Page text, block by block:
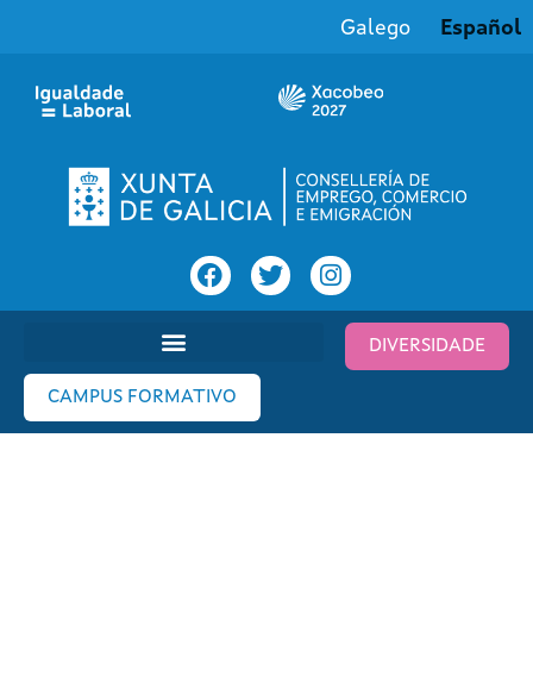
Galego Español
DIVERSIDADE
CAMPUS FORMATIVO